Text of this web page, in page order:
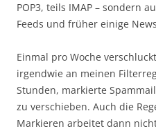
POP3, teils IMAP – sondern
Feeds und früher einige
Einmal pro Woche
irgendwie an meinen
Stunden, markierte
zu verschieben. Auch die
Markieren arbeitet dann